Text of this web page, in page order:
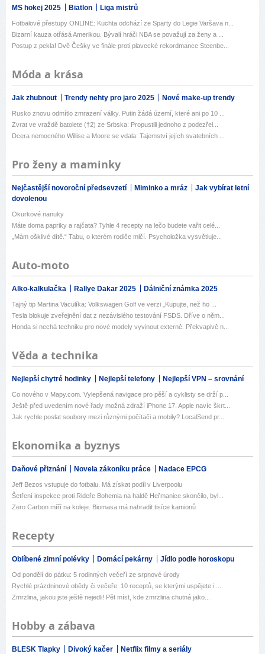
MS hokej 2025 Biatlon Liga mistrů
Fotbalové přestupy ONLINE: Kuchta odchází ze Sparty do Legie Varšava n...
Bizarní kauza otřásá Amerikou. Bývalí hráči NBA se považují za ženy a ...
Postup z pekla! Dvě Češky ve finále proti plavecké rekordmance Steenbe...
Móda a krása
Jak zhubnout Trendy nehty pro jaro 2025 Nové make-up trendy
Rusko znovu odmítlo zmrazení války. Putin žádá území, které ani po 10 ...
Zvrat ve vraždě batolete (†2) ze Srbska: Propustili jednoho z podezřel...
Dcera nemocného Willise a Moore se vdala: Tajemství jejích svatebních ...
Pro ženy a maminky
Nejčastější novoroční předsevzetí Miminko a mráz
Jak vybírat letní
dovolenou
Okurkové nanuky
Máte doma papriky a rajčata? Tyhle 4 recepty na lečo budete vařit celé...
„Mám ošklivé dítě.“ Tabu, o kterém rodiče mlčí. Psycholožka vysvětluje...
Auto-moto
Alko-kalkulačka Rallye Dakar 2025 Dálniční známka 2025
Tajný tip Martina Vaculíka: Volkswagen Golf ve verzi „Kupujte, než ho ...
Tesla blokuje zveřejnění dat z nezávislého testování FSDS. Dříve o něm...
Honda si nechá techniku pro nové modely vyvinout externě. Překvapivě n...
Věda a technika
Nejlepší chytré hodinky Nejlepší telefony Nejlepší VPN – srovnání
Co nového v Mapy.com. Vylepšená navigace pro pěší a cyklisty se drží p...
Ještě před uvedením nové řady možná zdraží iPhone 17. Apple navíc škrt...
Jak rychle poslat soubory mezi různými počítači a mobily? LocalSend pr...
Ekonomika a byznys
Daňové přiznání Novela zákoníku práce Nadace EPCG
Jeff Bezos vstupuje do fotbalu. Má získat podíl v Liverpoolu
Šetření inspekce proti Rideře Bohemia na haldě Heřmanice skončilo, byl...
Zero Carbon míří na koleje. Biomasa má nahradit tisíce kamionů
Recepty
Oblíbené zimní polévky Domácí pekárny Jídlo podle horoskopu
Od pondělí do pátku: 5 rodinných večeří ze srpnové úrody
Rychlé prázdninové obědy či večeře: 10 receptů, se kterými uspějete i ...
Zmrzlina, jakou jste ještě nejedli! Pět míst, kde zmrzlina chutná jako...
Hobby a zábava
BLESK Tlapky Divoký kačer Netflix filmy a seriály